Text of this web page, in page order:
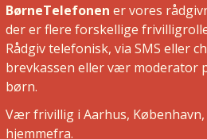
BørneTelefonener vores
der er flere forskellige
Rådgiv telefonisk, via SMS eller
brevkassen eller vær moderator
børn.
Vær frivillig i Aarhus,
hjemmefra.